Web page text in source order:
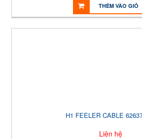
THÊM VÀO GIỎ
H1 FEELER CABLE
Liên hệ